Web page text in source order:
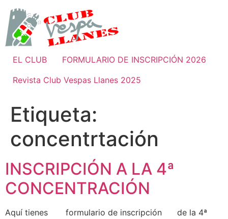
contenido
EL CLUB
FORMULARIO DE INSCRIPCIÓN 2026
Revista Club Vespas Llanes 2025
Etiqueta:
concentrtación
INSCRIPCIÓN A LA 4ª
CONCENTRACIÓN
Aquí tienes formulario de inscripción de la 4ª